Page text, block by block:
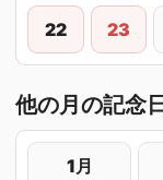
22 23
他の月の記念
1月